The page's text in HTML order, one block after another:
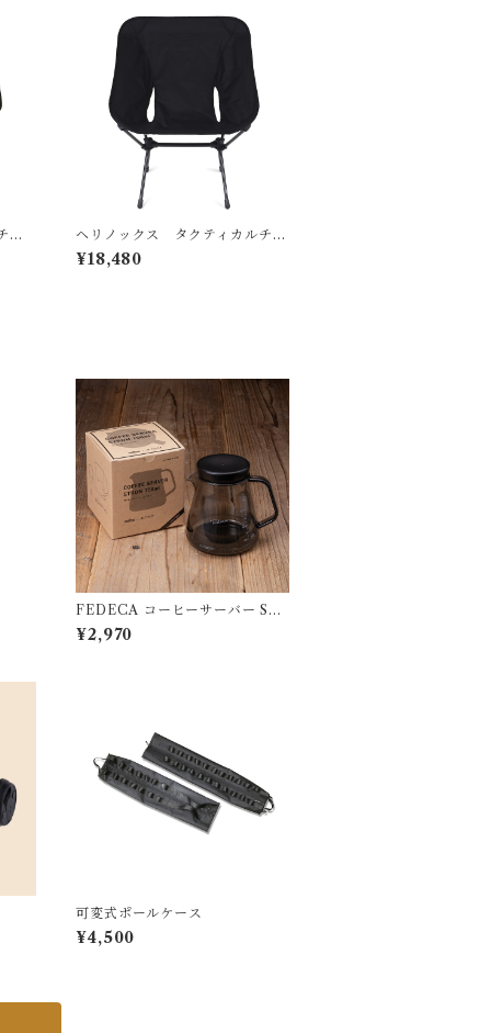
ェ
ヘリノックス タクティカルチェ
ア L / ブラック
¥18,480
FEDECA コーヒーサーバー STR
ON 大
¥2,970
可変式ポールケース
¥4,500